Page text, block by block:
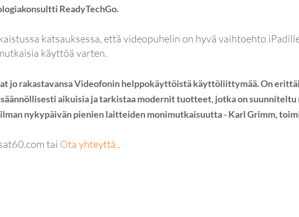
ReadyTechGo.
katsauksessa, että videopuhelin on hyvä vaihtoehto
​​käyttöä varten.
jo rakastavansa Videofonin helppokäyttöistä käyttöliittymää. On
aikuisia ja tarkistaa modernit tuotteet, jotka on
nykypäivän pienien laitteiden monimutkaisuutta - Karl Grimm,
tai Ota yhteyttä .